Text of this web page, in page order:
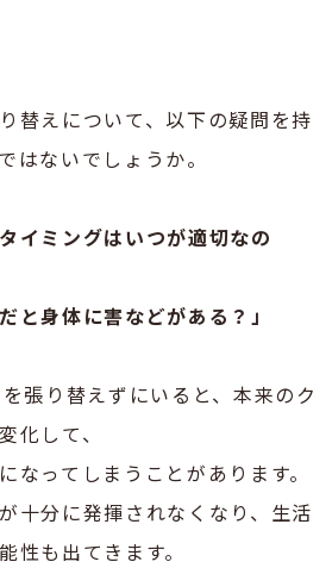
替えについて、以下の疑問を持
はないでしょうか。
イミングはいつが適切なの
と身体に害などがある？」
張り替えずにいると、本来のク
化して、
なってしまうことがあります。
十分に発揮されなくなり、生活
性も出てきます。